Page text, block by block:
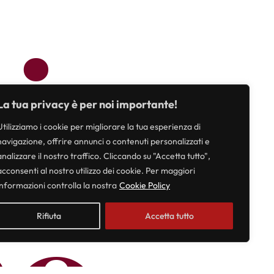
tua privacy è per noi importante!
i cookie per migliorare la tua esperienza di
offrire annunci o contenuti personalizzati e
il nostro traffico. Cliccando su "Accetta tutto",
al nostro utilizzo dei cookie. Per maggiori
controlla la nostra Cookie Policy
Rifiuta Accetta tutto